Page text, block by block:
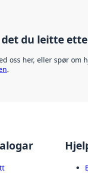
du leitte
oss her, eller spør om
.